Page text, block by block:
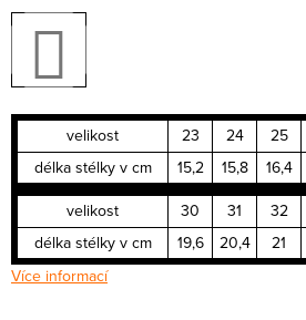
velikost 23 24 25
délka stélky v cm
15,2 15,8 16,4
velikost
30 31 32
délka stélky v cm
19,6 20,4 21
Více informací